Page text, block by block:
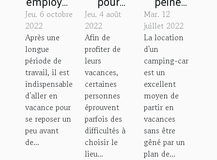
les
chèques-
vacances
pour
voyager ?
Jeu. 6 octobre
2022
Après une
longue
période de
travail, il est
indispensable
d'aller en
vacance pour
se reposer un
peu avant
de...
choisir un
camping
3 étoiles
Jeu. 4 août
2022
Afin de
profiter de
leurs
vacances,
certaines
personnes
éprouvent
parfois des
difficultés à
choisir le
lieu...
d’opter
pour une
location
de
camping-
car ?
Mar. 12
juillet 2022
La location
d'un
camping-car
est un
excellent
moyen de
partir en
vacances
sans être
gêné par un
plan de...